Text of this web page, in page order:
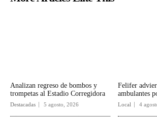
Analizan regreso de bombos y
trompetas al Estadio Corregidora
Destacadas 5 agosto, 2026
Felifer
ambulantes
Local 4